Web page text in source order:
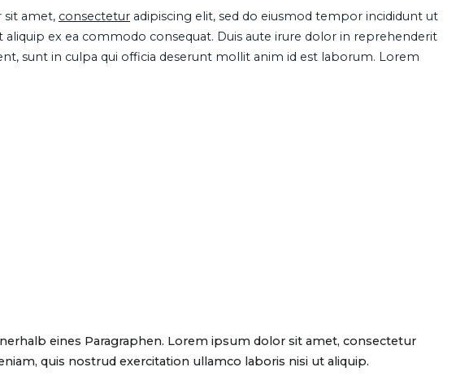
sit amet, consectetur adipiscing elit, sed do eiusmod tempor incididunt ut
ex ea commodo consequat. Duis aute irure dolor in reprehenderit
sunt in culpa qui officia deserunt mollit anim id est laborum. Lorem
eines Paragraphen. Lorem ipsum dolor sit amet, consectetur
quis nostrud exercitation ullamco laboris nisi ut aliquip.